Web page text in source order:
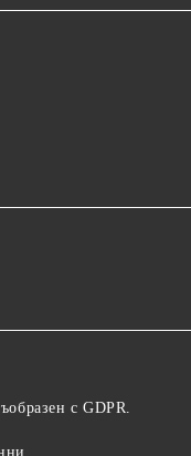
с GDPR.